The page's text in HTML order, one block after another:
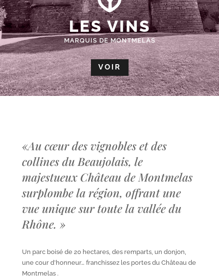
LES VINS
MARQUIS DE MONTMELAS
VOIR
«Au cœur des vignobles et des
collines du Beaujolais, le
majestueux Château de Montmelas
surplombe la région, offrant une
vue unique sur toute la vallée du
Rhône. »
Un parc boisé de 20 hectares, des remparts, un donjon,
une cour d’honneur… franchissez les portes du Château de
Montmelas .